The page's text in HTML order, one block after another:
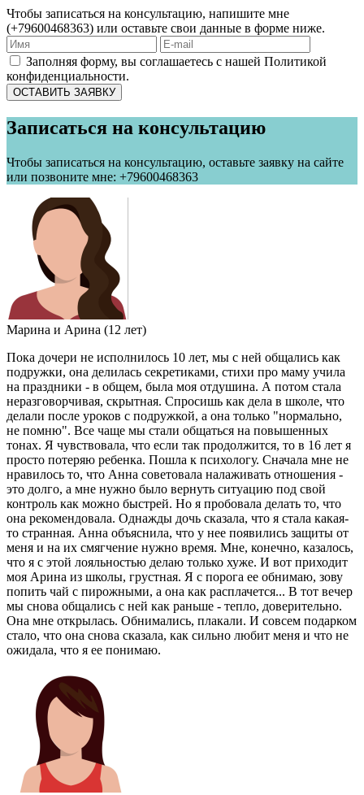
Чтобы записаться на консультацию, напишите мне
(+79600468363) или оставьте свои данные в форме ниже.
Заполняя форму, вы соглашаетесь с нашей Политикой
конфиденциальности.
Записаться на консультацию
Чтобы записаться на консультацию, оставьте заявку на сайте
или позвоните мне: +79600468363
Марина и Арина (12 лет)
Пока дочери не исполнилось 10 лет, мы с ней общались как
подружки, она делилась секретиками, стихи про маму учила
на праздники - в общем, была моя отдушина. А потом стала
неразговорчивая, скрытная. Спросишь как дела в школе, что
делали после уроков с подружкой, а она только "нормально,
не помню". Все чаще мы стали общаться на повышенных
тонах. Я чувствовала, что если так продолжится, то в 16 лет я
просто потеряю ребенка. Пошла к психологу. Сначала мне не
нравилось то, что Анна советовала налаживать отношения -
это долго, а мне нужно было вернуть ситуацию под свой
контроль как можно быстрей. Но я пробовала делать то, что
она рекомендовала. Однажды дочь сказала, что я стала какая-
то странная. Анна объяснила, что у нее появились защиты от
меня и на их смягчение нужно время. Мне, конечно, казалось,
что я с этой лояльностью делаю только хуже. И вот приходит
моя Арина из школы, грустная. Я с порога ее обнимаю, зову
попить чай с пирожными, а она как расплачется... В тот вечер
мы снова общались с ней как раньше - тепло, доверительно.
Она мне открылась. Обнимались, плакали. И совсем подарком
стало, что она снова сказала, как сильно любит меня и что не
ожидала, что я ее понимаю.